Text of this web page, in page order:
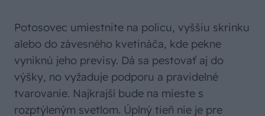
Potosovec umiestnite na policu, vyššiu skrinku
alebo do závesného kvetináča, kde pekne
vyniknú jeho previsy. Dá sa pestovať aj do
výšky, no vyžaduje podporu a pravidelné
tvarovanie. Najkrajší bude na mieste s
rozptýleným svetlom. Úplný tieň nie je pre